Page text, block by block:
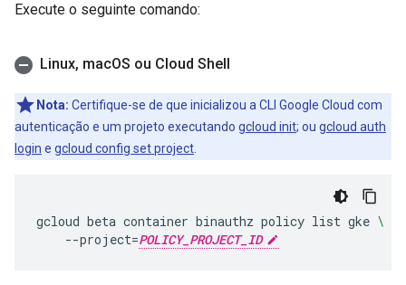
Execute o seguinte comando:
Linux, macOS ou Cloud Shell
Nota: Certifique-se de que inicializou a CLI Google Cloud com
autenticação e um projeto executando gcloud init; ou gcloud auth
login e gcloud config set project
gcloud beta container binauthz policy list gke \
--project=POLICY_PROJECT_ID